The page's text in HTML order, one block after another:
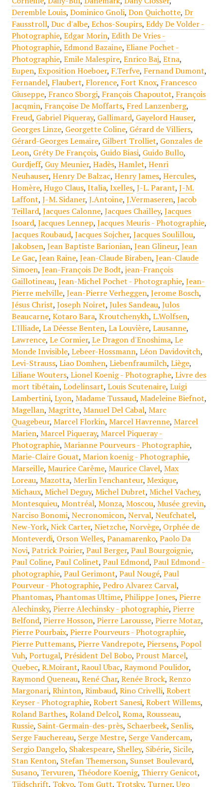
Deremble Louis, Dominico Gnoli, Don Quichotte, Dr
Fausstroll, Duc d'albe, Echos-Soupirs, Eddy De Volder -
Photographie, Edgar Morin, Edith De Vries -
Photographie, Edmond Bazaine, Eliane Pochet -
Photographie, Emile Malespire, Enrico Baj, Etna,
Eupen, Exposition Hoeboer, F.Terfve, Fernand Dumont,
Fernandel, Flaubert, Florence, Fort Knox, Francesco
Giuseppe, Franco Sborgi, François Chapoutot, François
Jacqmin, Françoise De Moffarts, Fred Lanzenberg,
Freud, Gabriel Piqueray, Gallimard, Gayelord Hauser,
Georges Linze, Georgette Coline, Gérard de Villiers,
Gérard-Georges Lemaire, Gilbert Trolliet, Gonzales de
Leon, Gréty De François, Guido Biasi, Guido Bullo,
Gurdjeff, Guy Meunier, Hadès, Hamlet, Henri
Neuhauser, Henry De Balzac, Henry James, Hercules,
Homère, Hugo Claus, Italia, Ixelles, J-L. Parant, J-M.
Laffont, J-M. Sidaner, J.Antoine, J.Vermaseren, Jacob
Teillard, Jacques Calonne, Jacques Chailley, Jacques
Isoard, Jacques Lennep, Jacques Meuris - Photographie,
Jacques Roubaud, Jacques Sojcher, Jacques Soulillou,
Jakobsen, Jean Baptiste Barionian, Jean Glineur, Jean
Le Gac, Jean Raine, Jean-Claude Biraben, Jean-Claude
Simoen, Jean-François De Bodt, jean-François
Gaillotineau, Jean-Michel Pochet - Photographie, Jean-
Pierre melville, Jean-Pierre Verheggen, Jerome Bosch,
Jésus Christ, Joseph Noiret, Jules Sandeau, Julos
Beaucarne, Kotaro Bara, Kroutchenykh, L.Wolfsen,
L'Illiade, La Déesse Benten, La Louvière, Lausanne,
Lawrence, Le Cormier, Le Dragon d'Enoshima, Le
Monde Invisible, Lebeer-Hossmann, Léon Davidovitch,
Levi-Strauss, Liao Domhen, Liebenfraumilch, Liège,
Liliane Wouters, Lionel Koenig - Photographe, Livre des
mort tibétain, Lodelinsart, Louis Scutenaire, Luigi
Lambertini, Lyon, Madame Tussaud, Madeleine Biefnot,
Magellan, Magritte, Manuel Del Cabal, Marc
Quagebeur, Marcel Florkin, Marcel Havrenne, Marcel
Marien, Marcel Piqueray, Marcel Piqueray -
Photographie, Marianne Pourveurs - Photographie,
Marie-Claire Gouat, Marion koenig - Photographie,
Marseille, Maurice Carême, Maurice Clavel, Max
Loreau, Mazotta, Merlin l'enchanteur, Mexique,
Michaux, Michel Deguy, Michel Dubret, Michel Vachey,
Montesquieu, Montréal, Monza, Moscou, Musée grevin,
Narciso Bonomi, Necronomicon, Nerval, Neufchatel,
New-York, Nick Carter, Nietzche, Norvège, Orphée de
Monteverdi, Orson Welles, Panamarenko, Paolo Da
Novi, Patrick Poirier, Paul Berger, Paul Bourgoignie,
Paul Coline, Paul Colinet, Paul Edmond, Paul Edmond -
photographie, Paul Gerimont, Paul Nougé, Paul
Pourveur - Photographie, Pedro Alvarez Carval,
Phantomas, Phantomas Ultime, Philippe Jones, Pierre
Alechinsky, Pierre Alechinsky - photographie, Pierre
Belfond, Pierre Hosson, Pierre Larousse, Pierre Motaz,
Pierre Pourbaix, Pierre Pourveurs - Photographie,
Pierre Puttemans, Pierre Vandrepote, Piersens, Popol
Vuh, Portugal, Président Del Bobo, Proust Marcel,
Quebec, R.Moirant, Raoul Ubac, Raymond Poulidor,
Raymond Queneau, René Char, Renée Brock, Renzo
Margonari, Rhinton, Rimbaud, Rino Crivelli, Robert
Keyser - Photographie, Robert Sanesi, Robert Willems,
Roland Barthes, Roland Delcol, Roma, Rousseau,
Russie, Saint-Germain-des-près, Schaerbeek, Senlis,
Serge Fauchereau, Serge Mestre, Serge Vandercam,
Sergio Dangelo, Shakespeare, Shelley, Sibérie, Sicile,
Stan Kenton, Stefan Themerson, Sunset Boulevard,
Susano, Tervuren, Théodore Koenig, Thierry Genicot,
Tijdschrift, Tokyo, Tom Gutt, Trotsky, Turner,Ugo